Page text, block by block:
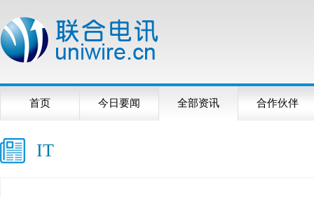
首页 今日要闻 全部资讯 合作伙伴
IT